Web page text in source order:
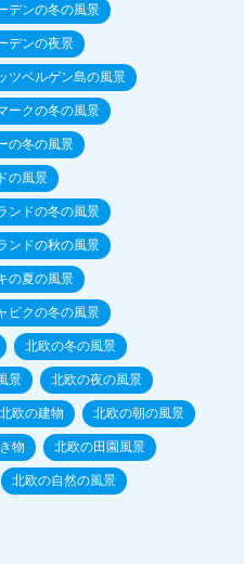
デンの冬の風景
デンの夜景
ツベルゲン島の風景
ークの冬の風景
の冬の風景
の風景
ンドの冬の風景
ンドの秋の風景
の夏の風景
ビクの冬の風景
北欧の冬の風景
景 北欧の夜の風景
北欧の建物 北欧の朝の風景
物 北欧の田園風景
北欧の自然の風景